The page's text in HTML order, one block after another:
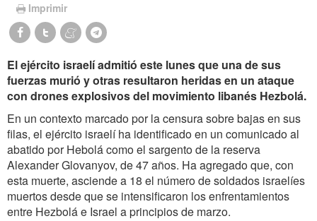
Imprimir
El ejército israelí admitió este lunes que una de sus
fuerzas murió y otras resultaron heridas en un ataque
con drones explosivos del movimiento libanés Hezbolá.
En un contexto marcado por la censura sobre bajas en sus
filas, el ejército israelí ha identificado en un comunicado al
abatido por Hebolá como el sargento de la reserva
Alexander Glovanyov, de 47 años. Ha agregado que, con
esta muerte, asciende a 18 el número de soldados israelíes
muertos desde que se intensificaron los enfrentamientos
entre Hezbolá e Israel a principios de marzo.